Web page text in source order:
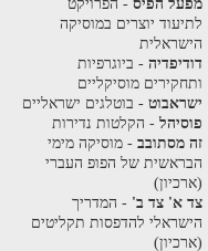
מפעל הפיס- הפרויקט
לתיעוד יוצרים במוסיקה
הישראלית
דודיפדיה- ביוגרפיות
ותחקירים מוסיקליים
ישראבוט- בוטלגים ישראליים
פוסיהל- הקלטות נדירות
זה מסתובב- מוסיקה מימי
הבראשית של הפופ העברי
(ארכיון)
צד א' צד ב' - המדריך
הישראלי להדפסות תקליטים
(ארכיון)